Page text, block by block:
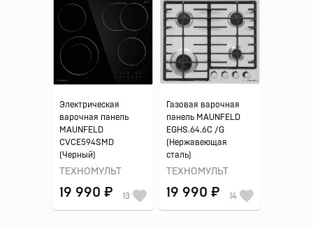
Электрическая
варочная панель
MAUNFELD
CVCE594SMD
(Черный)
ТЕХНОМУЛЬТ
19 990 ₽ 13
Газовая варочная
панель MAUNFELD
EGHS.64.6C /G
(Нержавеющая
сталь)
ТЕХНОМУЛЬТ
19 990 ₽ 14